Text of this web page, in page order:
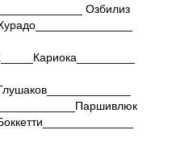
Озбилиз